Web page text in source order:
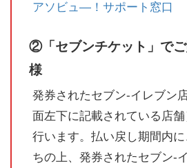
アソビュ―！サポート窓口
②「セブンチケット」で
様
発券されたセブン-イレブン
面左下に記載されている店
行います。払い戻し期間内
ちの上、発券されたセブン-